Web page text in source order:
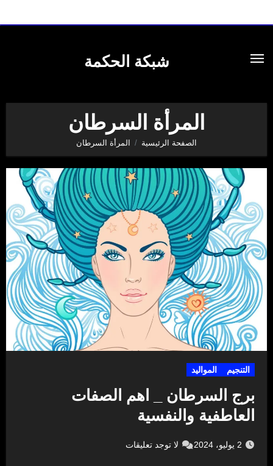
شبكة الحكمة
المرأة السرطان
الصفحة الرئيسية المرأة السرطان
التنجيم المواليد
برج السرطان _ اهم الصفات
العاطفية والنفسية
2 يوليو، 2024 لا توجد تعليقات